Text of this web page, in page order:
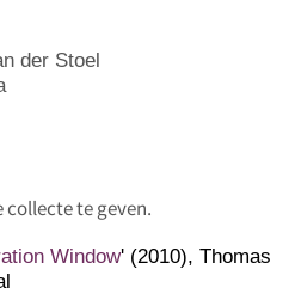
der Stoel
te geven.
Window' (2010), Thomas